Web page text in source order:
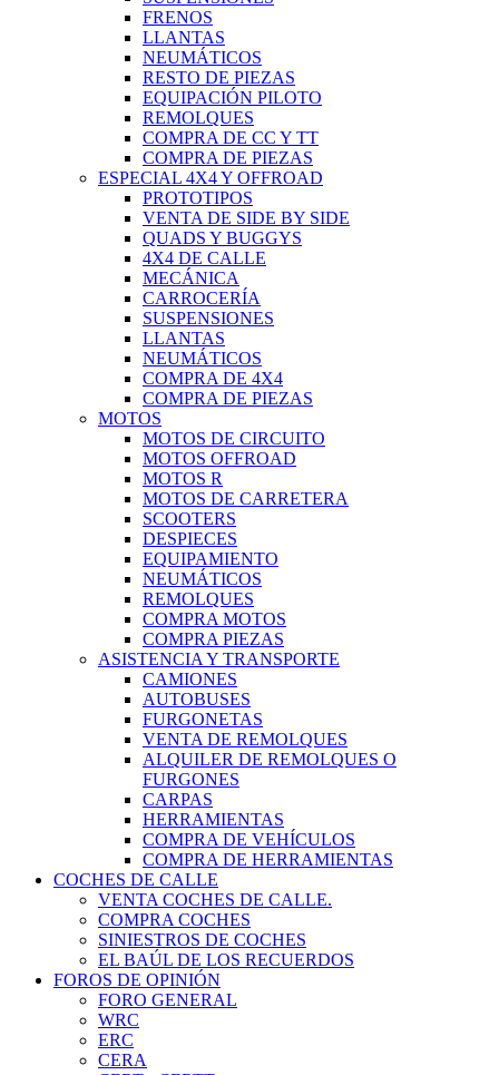
FRENOS
LLANTAS
NEUMÁTICOS
RESTO DE PIEZAS
EQUIPACIÓN PILOTO
REMOLQUES
COMPRA DE CC Y TT
COMPRA DE PIEZAS
ESPECIAL 4X4 Y OFFROAD
PROTOTIPOS
VENTA DE SIDE BY SIDE
QUADS Y BUGGYS
4X4 DE CALLE
MECÁNICA
CARROCERÍA
SUSPENSIONES
LLANTAS
NEUMÁTICOS
COMPRA DE 4X4
COMPRA DE PIEZAS
MOTOS
MOTOS DE CIRCUITO
MOTOS OFFROAD
MOTOS R
MOTOS DE CARRETERA
SCOOTERS
DESPIECES
EQUIPAMIENTO
NEUMÁTICOS
REMOLQUES
COMPRA MOTOS
COMPRA PIEZAS
ASISTENCIA Y TRANSPORTE
CAMIONES
AUTOBUSES
FURGONETAS
VENTA DE REMOLQUES
ALQUILER DE REMOLQUES O
FURGONES
CARPAS
HERRAMIENTAS
COMPRA DE VEHÍCULOS
COMPRA DE HERRAMIENTAS
COCHES DE CALLE
VENTA COCHES DE CALLE.
COMPRA COCHES
SINIESTROS DE COCHES
EL BAÚL DE LOS RECUERDOS
FOROS DE OPINIÓN
FORO GENERAL
WRC
ERC
CERA